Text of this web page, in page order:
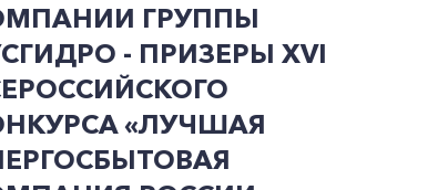
ГРУППЫ
- ПРИЗЕРЫ ХVI
«ЛУЧШАЯ